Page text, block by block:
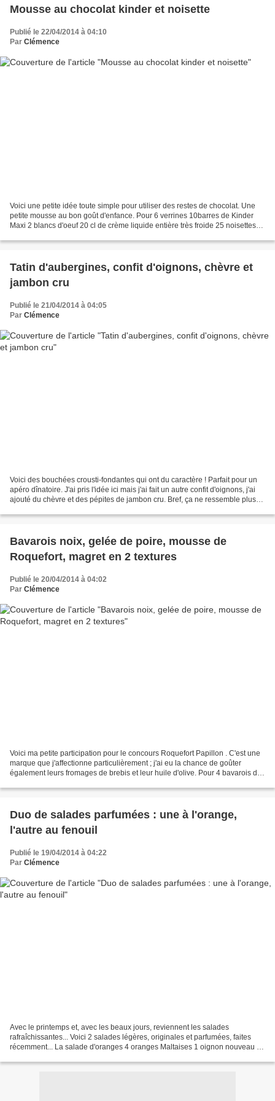
Mousse au chocolat kinder et noisette
Publié le 22/04/2014 à 04:10
Par Clémence
Voici une petite idée toute simple pour utiliser des restes de chocolat. Une
petite mousse au bon goût d'enfance. Pour 6 verrines 10barres de Kinder
Maxi 2 blancs d'oeuf 20 cl de crème liquide entière très froide 25 noisettes
Tatin d'aubergines, confit d'oignons, chèvre et
jambon cru
Publié le 21/04/2014 à 04:05
Par Clémence
Voici des bouchées crousti-fondantes qui ont du caractère ! Parfait pour un
apéro dînatoire. J'ai pris l'idée ici mais j'ai fait un autre confit d'oignons, j'ai
ajouté du chèvre et des pépites de jambon cru. Bref, ça ne ressemble plus
Bavarois noix, gelée de poire, mousse de
Roquefort, magret en 2 textures
Publié le 20/04/2014 à 04:02
Par Clémence
Voici ma petite participation pour le concours Roquefort Papillon . C'est une
marque que j'affectionne particulièrement ; j'ai eu la chance de goûter
également leurs fromages de brebis et leur huile d'olive. Pour 4 bavarois de
Duo de salades parfumées : une à l'orange,
l'autre au fenouil
Publié le 19/04/2014 à 04:22
Par Clémence
Avec le printemps et, avec les beaux jours, reviennent les salades
rafraîchissantes... Voici 2 salades légères, originales et parfumées, faites
récemment... La salade d'oranges 4 oranges Maltaises 1 oignon nouveau 10